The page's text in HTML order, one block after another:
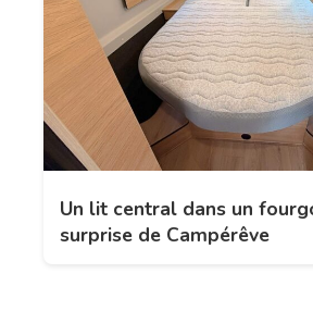
Un lit central dans un
surprise de Campérêve